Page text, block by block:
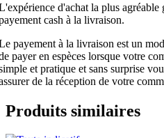
d'achat la plus agréable
cash à la livraison.
payement à la livraison est un
payer en espèces lorsque votre
et pratique et sans surprise
de la réception de votre
Produits similaires